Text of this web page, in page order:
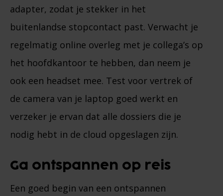
adapter, zodat je stekker in het
buitenlandse stopcontact past. Verwacht je
regelmatig online overleg met je collega’s op
het hoofdkantoor te hebben, dan neem je
ook een headset mee. Test voor vertrek of
de camera van je laptop goed werkt en
verzeker je ervan dat alle dossiers die je
nodig hebt in de cloud opgeslagen zijn.
Ga ontspannen op reis
Een goed begin van een ontspannen